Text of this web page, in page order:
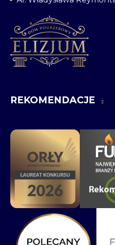
REKOMENDACJE